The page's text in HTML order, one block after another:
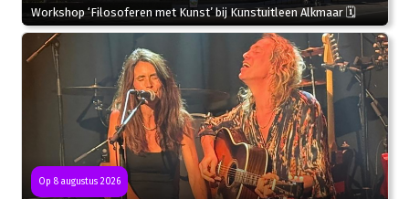
Workshop ‘Filosoferen met Kunst’ bij Kunstuitleen Alkmaar 🗓
Op 8 augustus 2026